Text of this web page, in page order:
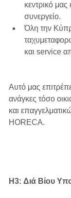
κεντρικό μας
συνεργείο.
Όλη την
και service
Αυτό μας
ανάγκες τόσο
και
HORECA.
H3: Διά Βίου